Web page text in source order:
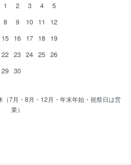
1
2 3 4
5
8 9 10 11
12
15 16 17 18 19
22 23 24 25 26
29 30
7月・8月・12月・年末年始・祝祭日は営
業）